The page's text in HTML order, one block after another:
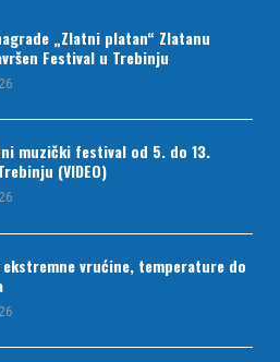
„Zlatni platan“ Zlatanu
Festival u Trebinju
muzički festival od 5. do 13.
(VIDEO)
ekstremne vrućine, temperature do